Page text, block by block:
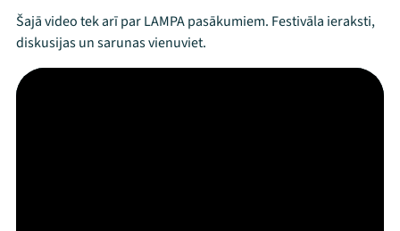
Šajā video tek arī par LAMPA pasākumiem. Festivāla ieraksti,
diskusijas un sarunas vienuviet.